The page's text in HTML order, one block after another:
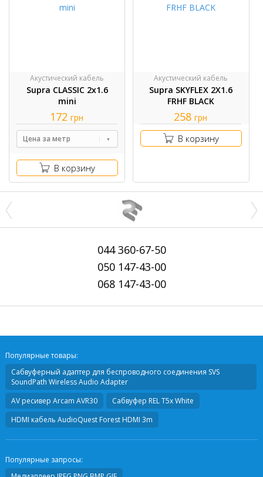
Акустический кабель
Supra CLASSIC 2x1.6
mini
172грн
Цена за метр
В корзину
Акустический кабель
Supra SKYFLEX 2X1.6
FRHF BLACK
258грн
В корзину
044360-67-50
050147-43-00
068147-43-00
Популярные товары:
Сабвуферный адаптер для беспроводного соединения SVS
SoundPath Wireless Audio Adapter
AV ресивер Arcam AVR30 Сабвуфер REL T5x White
HDMI кабель AudioQuest Forest HDMI 3m
Популярные запросы: